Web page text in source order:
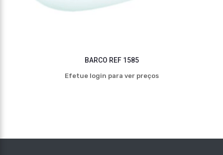
BARCO REF 1585
Efetue login para ver preços